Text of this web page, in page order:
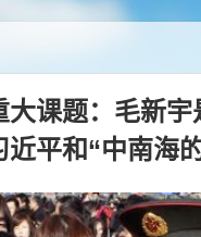
课题：毛新宇
近平和“中南海